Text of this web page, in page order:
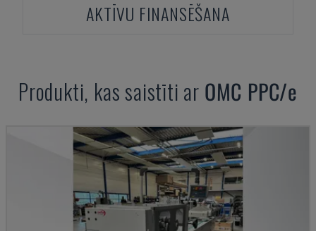
AKTĪVU FINANSĒŠANA
Produkti, kas saistīti ar OMC PPC/e